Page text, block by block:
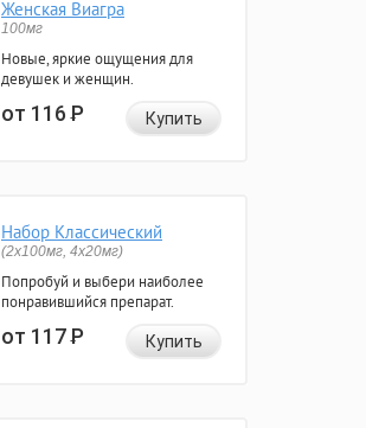
Женская Виагра
100мг
Новые, яркие ощущения для
девушек и женщин.
от 116Р Купить
Набор Классический
(2x100мг, 4x20мг)
Попробуй и выбери наиболее
понравившийся препарат.
от 117Р Купить